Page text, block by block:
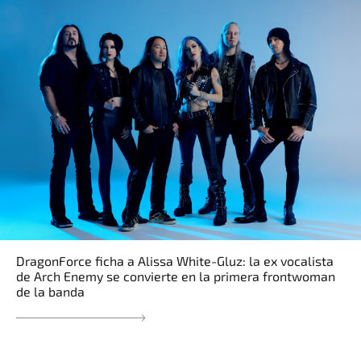
DragonForce ficha a Alissa White-Gluz: la ex vocalista
de Arch Enemy se convierte en la primera frontwoman
de la banda